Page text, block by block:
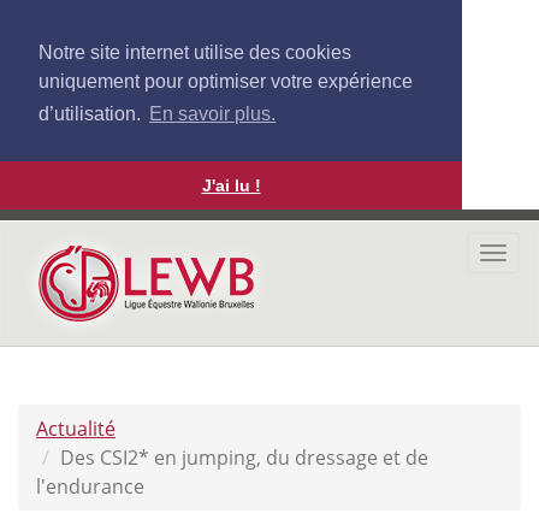
Notre site internet utilise des cookies
uniquement pour optimiser votre expérience
d’utilisation. En savoir plus.
J'ai lu !
Aller
contenu
principal
Actualité
Des CSI2* en jumping, du dressage et de
l'endurance